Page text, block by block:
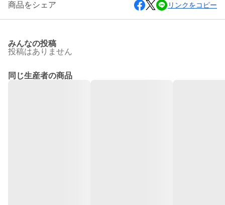
商品をシェア リンクをコピー
みんなの投稿
投稿はありません
同じ生産者の商品